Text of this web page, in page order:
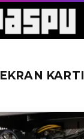
EKRAN KARTI